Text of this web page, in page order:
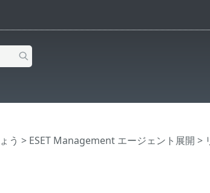
う > ESET Management エージェント展開 >